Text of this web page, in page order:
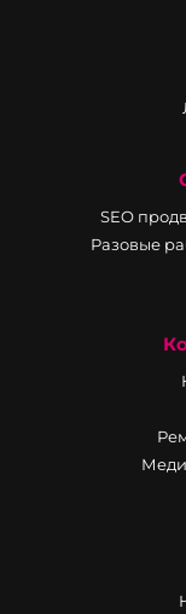
SEO
Разовые